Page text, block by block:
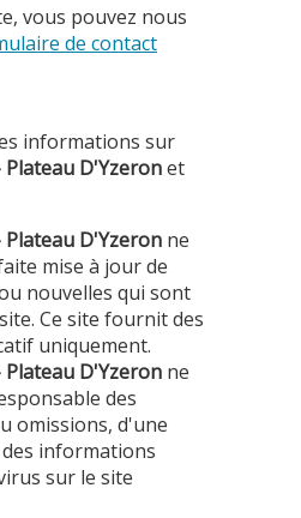
vous pouvez nous
de contact
informations sur
Plateau D'Yzeronet
Plateau D'Yzeron ne
mise à jour de
nouvelles qui sont
Ce site fournit des
uniquement.
Plateau D'Yzeron ne
des
omissions, d'une
informations
sur le site